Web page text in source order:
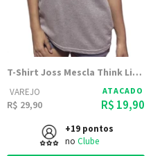
T-Shirt Joss Mescla Think Like a Pricess
VAREJO
R$ 29,90
ATACADO
R$ 19,90
+19 pontos
no Clube